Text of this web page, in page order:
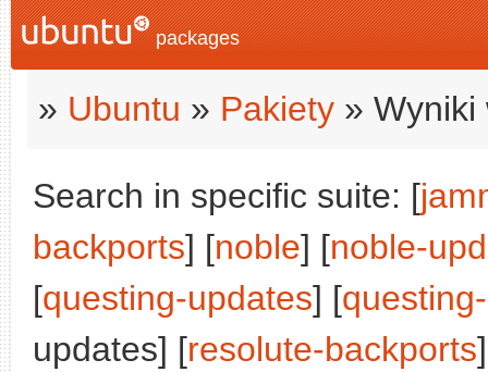
packages
» Ubuntu » Pakiety » Wyniki
Search in specific suite: [
backports] [noble] [noble-
[questing-updates] [
updates] [resolute-backports